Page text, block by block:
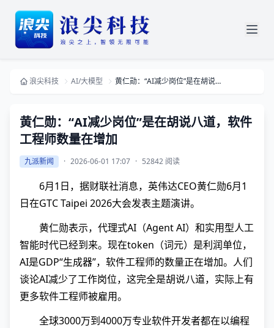
浪尖科技 AI/大模型 黄仁勋：“AI减少岗位”是在胡说八道，软件工程师数量在增加
黄仁勋：“AI减少岗位”是在胡说八道，软件
工程师数量在增加
九派新闻 · 2026-06-01 17:07 · 52842 阅读
6月1日，据财联社消息，英伟达CEO黄仁勋6月1
日在GTC Taipei 2026大会发表主题演讲。
黄仁勋表示，代理式AI（Agent AI）和实用型人工
智能时代已经到来。现在token（词元）是利润单位，
AI是GDP“生成器”，软件工程师的数量正在增加。人们
谈论AI减少了工作岗位，这完全是胡说八道，实际上有
更多软件工程师被雇用。
全球3000万到4000万专业软件开发者都在以编程